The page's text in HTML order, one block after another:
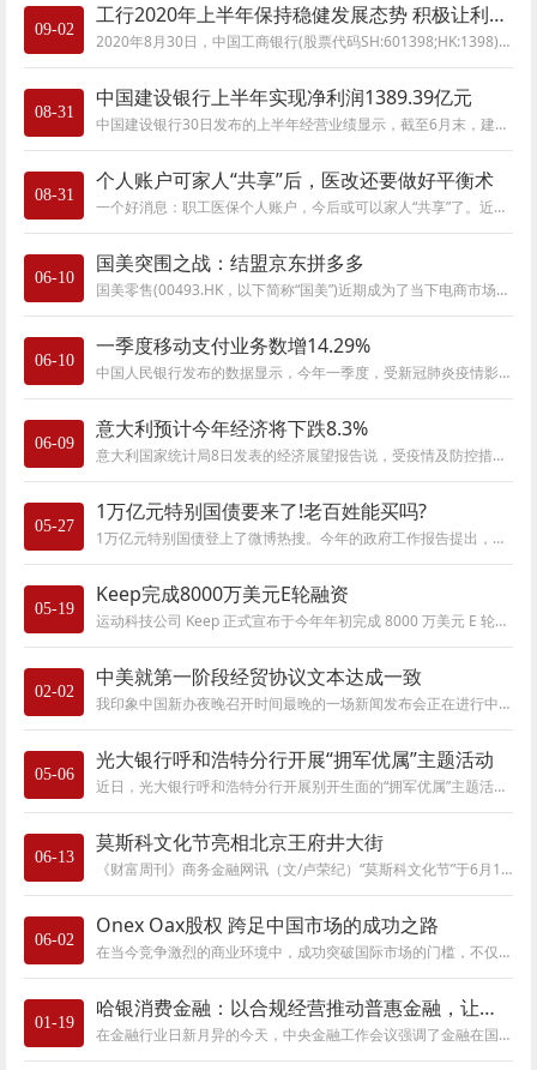
09-02
工行2020年上半年保持稳健发展态势 积极让利实体 持续夯实基础
2020年8月30日，中国工商银行(股票代码SH:601398;HK:1398)公布2020年上半年的经营情况。中报显示，上半年工商银行统筹做好疫情防控、金融保障和经营发展
08-31
中国建设银行上半年实现净利润1389.39亿元
中国建设银行30日发布的上半年经营业绩显示，截至6月末，建行实现净利润1389.39亿元，同比下降10.77%。建行表示，面对突如其来的新冠肺炎疫情冲击，
08-31
个人账户可家人“共享”后，医改还要做好平衡术
一个好消息：职工医保个人账户，今后或可以家人“共享”了。近日，国家医疗保障局发布《关于建立健全职工基本医疗保险门诊共济保障机制的指导
06-10
国美突围之战：结盟京东拼多多
国美零售(00493.HK，以下简称“国美”)近期成为了当下电商市场的热点。公开资料显示，5月28日，国美公告与京东(NASDAQ:JD)达成战略合作，以1亿美元认购
06-10
一季度移动支付业务数增14.29%
中国人民银行发布的数据显示，今年一季度，受新冠肺炎疫情影响，银行账户数量增速放缓，非现金支付业务量小幅下降，支付清算系统业务量相对稳
06-09
意大利预计今年经济将下跌8.3%
意大利国家统计局8日发表的经济展望报告说，受疫情及防控措施影响，今年意大利国内生产总值预计将下跌8.3%，2021年将增长4.6%。报告说，意大利政府
05-27
1万亿元特别国债要来了!老百姓能买吗?
1万亿元特别国债登上了微博热搜。今年的政府工作报告提出，今年赤字率拟按3.6%以上安排，财政赤字规模比去年增加1万亿元，同时发行1万亿元抗疫特
05-19
Keep完成8000万美元E轮融资
运动科技公司 Keep 正式宣布于今年年初完成 8000 万美元 E 轮融资，本轮融资由时代资本 (Jeneration Capital) 领投，GGV纪源资本、腾讯、晨兴资本和 BAI(贝塔
02-02
中美就第一阶段经贸协议文本达成一致
我印象中国新办夜晚召开时间最晚的一场新闻发布会正在进行中，宣布双方已就第一阶段经贸协议文本达成一致。我的看法：首先，这是平等互利的协
05-06
光大银行呼和浩特分行开展“拥军优属”主题活动
近日，光大银行呼和浩特分行开展别开生面的“拥军优属”主题活动。活动突破传统宣讲形式，创新构建“政银军”三方联动宣教机制，将金融消费者
06-13
莫斯科文化节亮相北京王府井大街
《财富周刊》商务金融网讯（文/卢荣纪）“莫斯科文化节”于6月12日至15日在北京王府井大街举行。本次活动是中俄文化年框架下的核心活动之一,由莫
06-02
Onex Oax股权 跨足中国市场的成功之路
在当今竞争激烈的商业环境中，成功突破国际市场的门槛，不仅需要企业拥有卓越的实力和领导团队，更需要敏锐的市场洞察力和创新的经营策略。OAX
01-19
哈银消费金融：以合规经营推动普惠金融，让金融温暖每一个人
在金融行业日新月异的今天，中央金融工作会议强调了金融在国民经济中的核心地位，以及作为国家核心竞争力的重要组成部分的重要性。然而，对于